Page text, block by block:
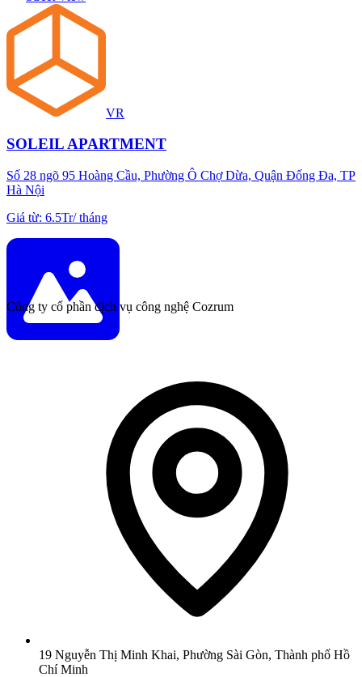
VR
SOLEIL APARTMENT
Số 28 ngõ 95 Hoàng Cầu, Phường Ô Chợ Dừa, Quận Đống Đa, TP
Hà Nội
Giá từ: 6.5Tr/tháng
Công ty cổ phần dịch vụ công nghệ Cozrum
19 Nguyễn Thị Minh Khai, Phường Sài Gòn, Thành phố Hồ
Chí Minh